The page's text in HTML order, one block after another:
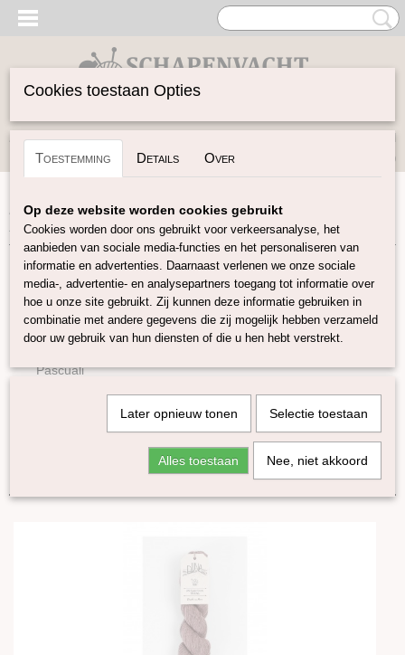
Inloggen Registreren
(0)
Home>Garen>Merken>Amano>Duna: Katoen / Alpaca
12 Kleuren
Garen
Soort Garen
Merken
Pascuali
Kremke Soul Wool
Sorteer op:
Cookies toestaan Opties
Toestemming Details Over
Op deze website worden cookies gebruikt
Cookies worden door ons gebruikt voor verkeersanalyse, het
aanbieden van sociale media-functies en het personaliseren van
informatie en advertenties. Daarnaast verlenen we onze sociale
media-, advertentie- en analysepartners toegang tot informatie over
hoe u onze site gebruikt. Zij kunnen deze informatie gebruiken in
combinatie met andere gegevens die zij mogelijk hebben verzameld
door uw gebruik van hun diensten of die u hen hebt verstrekt.
Later opnieuw tonen Selectie toestaan
Alles toestaan Nee, niet akkoord